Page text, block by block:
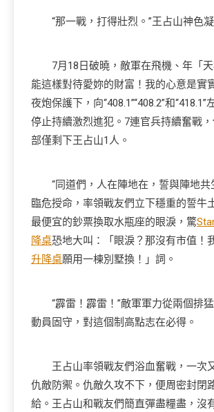
“那一戰，打得壯烈。”王占山神色凝
7月18日破曉，敵軍在飛機、年「天
能這樣對待愛妳的財富！我的心意是實
夜炮保護下，向“408.1”“408.2”和
停止持續激烈進犯。7連官兵持續奮戰
部僅剩下王占山1人。
“同道們，人在陣地在，誓與陣地共
臨危授命，率領戰友們立下穩重的誓牛
最便宜的鈔票換取水瓶座的眼淚，驚
降桌恐地大叫：「眼淚？那沒有市值！
升降桌願用一棟別墅換！」詞。
“霹雷！霹雷！”敵軍軍力從兩個排猛
動員固守，對這個制高點志在必得。
王占山率領戰友們浴血奮戰，一次
仇敵防禦。仇敵久攻不下，便周密封閉
給。王占山和戰友們簡直彈盡糧盡，沒